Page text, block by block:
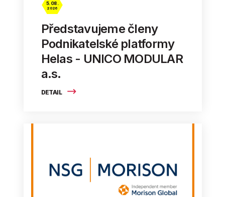
DETAIL
5. 08.
2026
Představujeme členy
Podnikatelské platformy
Helas - UNICO MODULAR
a.s.